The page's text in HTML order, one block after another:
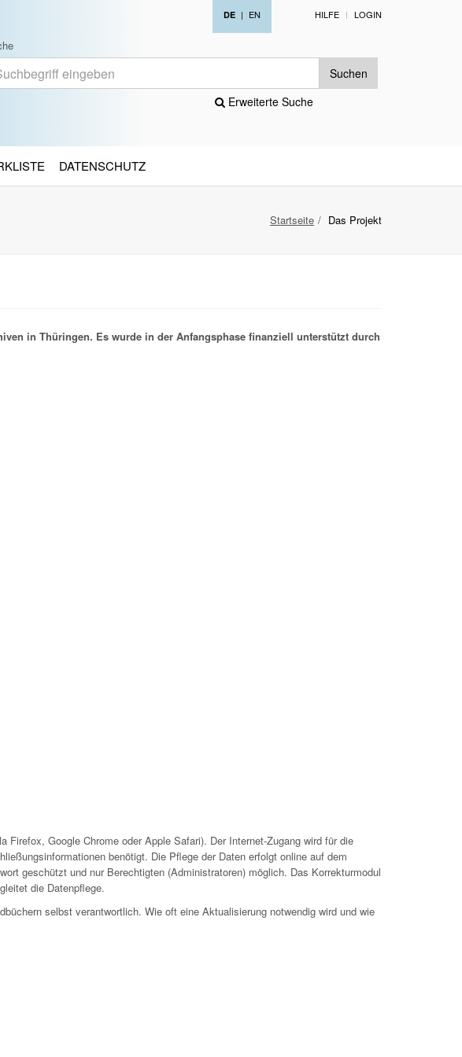
DE | EN HILFE LOGIN
Suchen
Erweiterte Suche
DATENSCHUTZ
Startseite Das Projekt
in Thüringen. Es wurde in der Anfangsphase finanziell unterstützt durch
Google Chrome oder Apple Safari). Der Internet-Zugang wird für die
benötigt. Die Pflege der Daten erfolgt online auf dem
geschützt und nur Berechtigten (Administratoren) möglich. Das Korrekturmodul
die Datenpflege.
selbst verantwortlich. Wie oft eine Aktualisierung notwendig wird und wie